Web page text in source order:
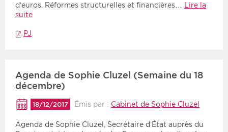
d’euros. Réformes structurelles et financières…
Lire la
suite
PJ
Agenda de Sophie Cluzel (Semaine du 18
décembre)
18/12/2017 Émis par : Cabinet de Sophie Cluzel
Agenda de Sophie Cluzel, Secrétaire d’État auprès du